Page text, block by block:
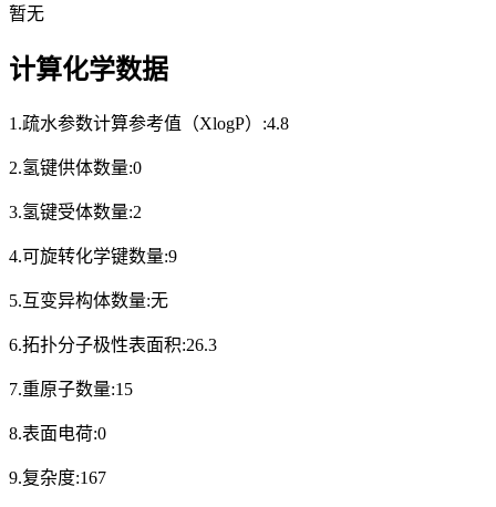
暂无
计算化学数据
1.疏水参数计算参考值（XlogP）:4.8
2.氢键供体数量:0
3.氢键受体数量:2
4.可旋转化学键数量:9
5.互变异构体数量:无
6.拓扑分子极性表面积:26.3
7.重原子数量:15
8.表面电荷:0
9.复杂度:167